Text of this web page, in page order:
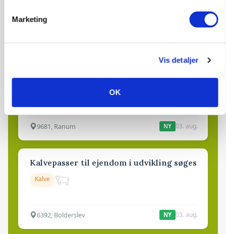
Marketing
Vis detaljer
OK
9681, Ranum NY 03. aug.
Kalvepasser til ejendom i udvikling søges
Kalve
6392, Bolderslev NY 03. aug.